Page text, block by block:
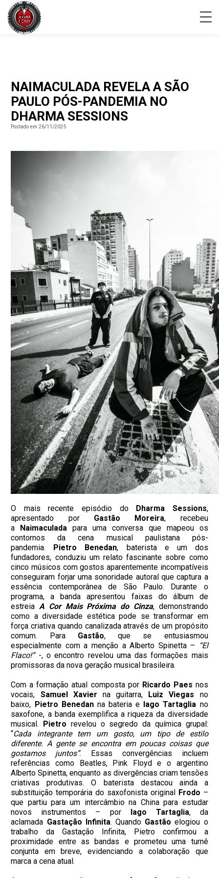
NAIMACULADA REVELA A SÃO
PAULO PÓS-PANDEMIA NO
DHARMA SESSIONS
Postado em 26/11/2025
O mais recente episódio do Dharma Sessions,
apresentado por Gastão Moreira, recebeu
a Naimaculadapara uma conversa que mapeou os
contornos da cena musical paulistana pós-
pandemia. Pietro Benedan, baterista e um dos
fundadores, conduziu um relato fascinante sobre como
cinco músicos com gostos aparentemente incompatíveis
conseguiram forjar uma sonoridade autoral que captura a
essência contemporânea de São Paulo. Durante o
programa, a banda apresentou faixas do álbum de
estreiaA Cor Mais Próxima do Cinza, demonstrando
como a diversidade estética pode se transformar em
força criativa quando canalizada através de um propósito
comum. Para Gastão, que se entusiasmou
especialmente com a menção a Alberto Spinetta –
“El
Flaco!”-, o encontro revelou uma das formações mais
promissoras da nova geração musical brasileira.
Com a formação atual composta por Ricardo Paes nos
vocais, Samuel Xavier na guitarra, Luiz Viegas no
baixo, Pietro Benedanna bateria e Iago Tartaglia no
saxofone, a banda exemplifica a riqueza da diversidade
musical. Pietro revelou o segredo da química grupal:
“Cada integrante tem um gosto, um tipo de estilo
diferente. A gente se encontra em poucas coisas que
gostamos juntos”. Essas convergências incluem
referências como Beatles, Pink Floyd e o argentino
Alberto Spinetta, enquanto as divergências criam tensões
criativas produtivas. O baterista destacou ainda a
substituição temporária do saxofonista original Frodo –
que partiu para um intercâmbio na China para estudar
novos instrumentos – por Iago Tartaglia, da
aclamada Gastação Infinita. Quando Gastão elogiou o
trabalho da Gastação Infinita, Pietro confirmou a
proximidade entre as bandas e prometeu uma turnê
conjunta em breve, evidenciando a colaboração que
marca a cena atual.